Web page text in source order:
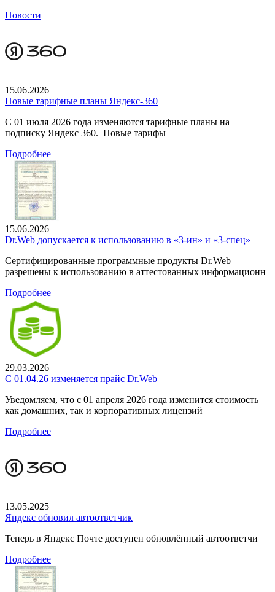
Новости
15.06.2026
Новые тарифные планы Яндекс-360
С 01 июля 2026 года изменяются тарифные планы на
подписку Яндекс 360. Новые тарифы
Подробнее
15.06.2026
Dr.Web допускается к использованию в «3-ин» и «3-спец»
Сертифицированные программные продукты Dr.Web
разрешены к использованию в аттестованных информационн
Подробнее
29.03.2026
С 01.04.26 изменяется прайс Dr.Web
Уведомляем, что с 01 апреля 2026 года изменится стоимость
как домашних, так и корпоративных лицензий
Подробнее
13.05.2025
Яндекс обновил автоответчик
Теперь в Яндекс Почте доступен обновлённый автоответчи
Подробнее